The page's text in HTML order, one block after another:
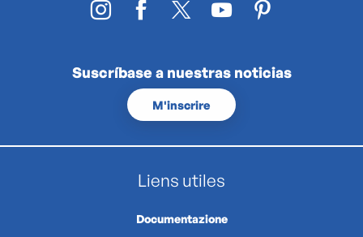
Suscríbase a nuestras noticias
M'inscrire
Liens utiles
Documentazione